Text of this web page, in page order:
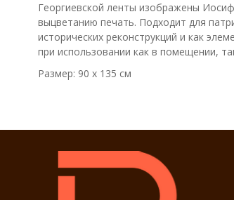
Георгиевской ленты изображены
выцветанию печать. Подходит для
исторических реконструкций и как
при использовании как в помещении,
Размер: 90 x 135 см